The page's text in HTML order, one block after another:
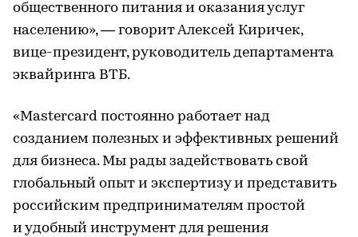
общественного питания и оказания услуг
населению», — говорит Алексей Киричек,
вице-президент, руководитель департамента
эквайринга ВТБ.
«Mаstercard постоянно работает над
созданием полезных и эффективных решений
для бизнеса. Мы рады задействовать свой
глобальный опыт и экспертизу и представить
российским предпринимателям простой
и удобный инструмент для решения